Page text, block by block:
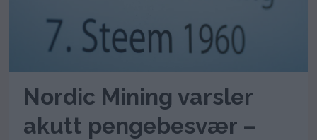
Nordic Mining varsler
akutt pengebesvær –